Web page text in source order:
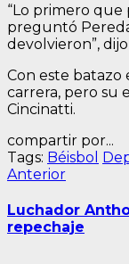
“Lo primero que
preguntó
devolvieron”,
Con este batazo
carrera, pero su
Cincinatti.
compartir por...
Tags: Béisbol
Navegación
de
entradas
AnteriorEntrada
Luchador
repechaje